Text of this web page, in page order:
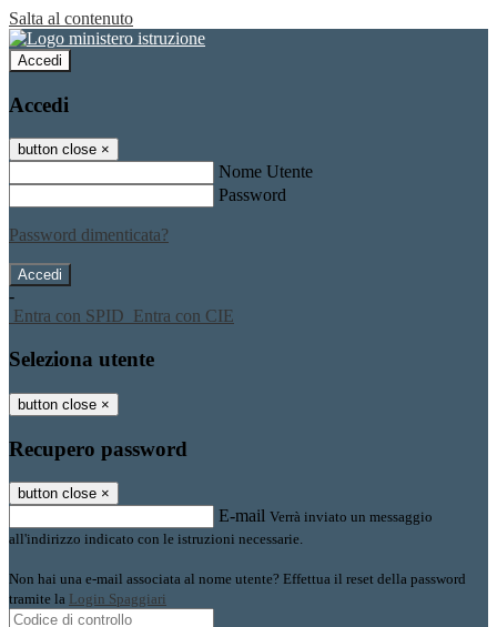
Salta al contenuto
Accedi
Accedi
button close ×
Nome Utente
Password
Password dimenticata?
-
Entra con SPID Entra con CIE
Seleziona utente
button close ×
Recupero password
button close ×
E-mail Verrà inviato un messaggio
all'indirizzo indicato con le istruzioni necessarie.
Non hai una e-mail associata al nome utente? Effettua il reset della password
tramite la Login Spaggiari